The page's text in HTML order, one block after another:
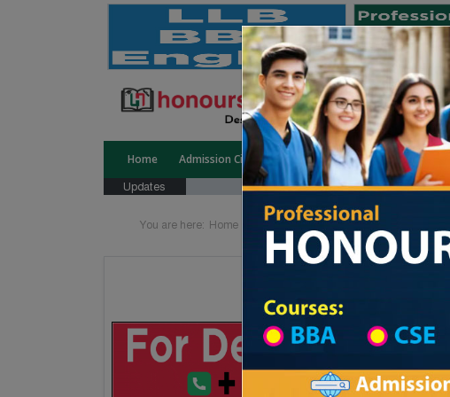
Home Admission Circular Public University Private
Updates
You are here: Home Division List Teachers Training in